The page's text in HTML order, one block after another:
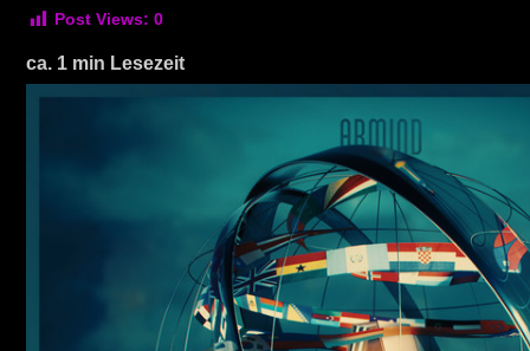
Post Views: 0
ca. 1 min Lesezeit